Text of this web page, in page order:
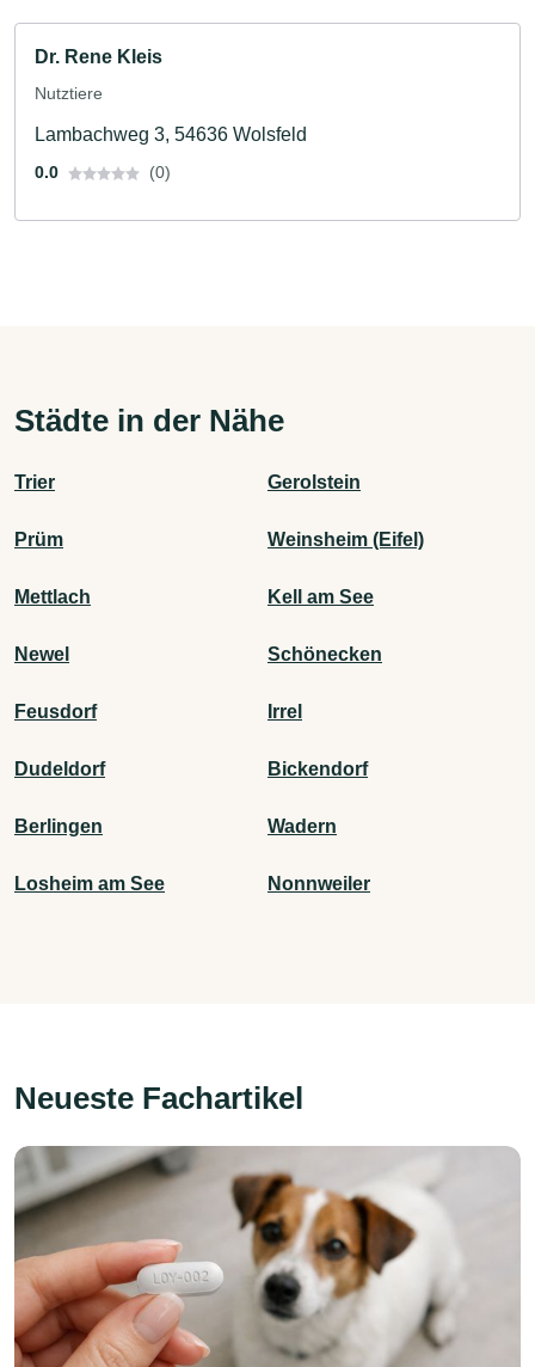
Dr. Rene Kleis
Nutztiere
Lambachweg 3, 54636 Wolsfeld
0.0 (0)
Städte in der Nähe
Trier Gerolstein
Prüm Weinsheim (Eifel)
Mettlach Kell am See
Newel Schönecken
Feusdorf Irrel
Dudeldorf Bickendorf
Berlingen Wadern
Losheim am See Nonnweiler
Neueste Fachartikel